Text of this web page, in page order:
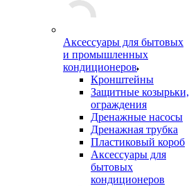
Аксессуары для бытовых
и промышленных
кондиционеров
Кронштейны
Защитные козырьки,
ограждения
Дренажные насосы
Дренажная трубка
Пластиковый короб
Аксессуары для
бытовых
кондиционеров